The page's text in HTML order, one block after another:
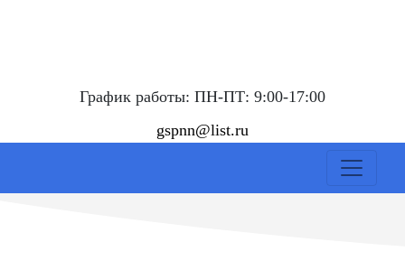
График работы: ПН-ПТ: 9:00-17:00
gspnn@list.ru